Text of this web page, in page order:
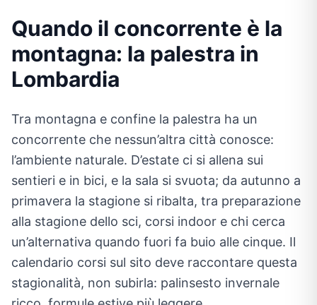
Quando il concorrente è la
montagna: la palestra in
Lombardia
Tra montagna e confine la palestra ha un
concorrente che nessun’altra città conosce:
l’ambiente naturale. D’estate ci si allena sui
sentieri e in bici, e la sala si svuota; da autunno a
primavera la stagione si ribalta, tra preparazione
alla stagione dello sci, corsi indoor e chi cerca
un’alternativa quando fuori fa buio alle cinque. Il
calendario corsi sul sito deve raccontare questa
stagionalità, non subirla: palinsesto invernale